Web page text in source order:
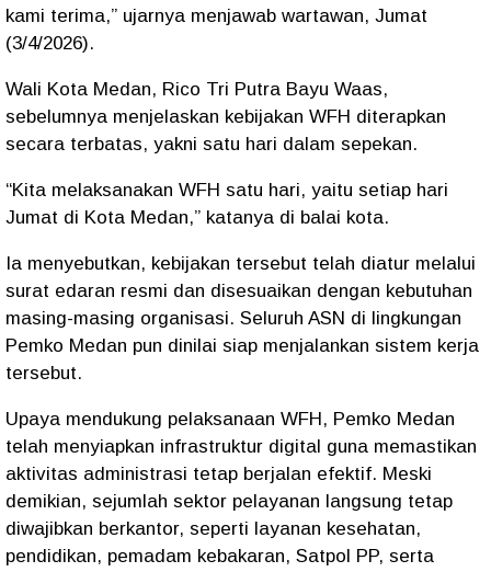
kami terima,” ujarnya menjawab wartawan, Jumat
(3/4/2026).
Wali Kota Medan, Rico Tri Putra Bayu Waas,
sebelumnya menjelaskan kebijakan WFH diterapkan
secara terbatas, yakni satu hari dalam sepekan.
“Kita melaksanakan WFH satu hari, yaitu setiap hari
Jumat di Kota Medan,” katanya di balai kota.
Ia menyebutkan, kebijakan tersebut telah diatur melalui
surat edaran resmi dan disesuaikan dengan kebutuhan
masing-masing organisasi. Seluruh ASN di lingkungan
Pemko Medan pun dinilai siap menjalankan sistem kerja
tersebut.
Upaya mendukung pelaksanaan WFH, Pemko Medan
telah menyiapkan infrastruktur digital guna memastikan
aktivitas administrasi tetap berjalan efektif. Meski
demikian, sejumlah sektor pelayanan langsung tetap
diwajibkan berkantor, seperti layanan kesehatan,
pendidikan, pemadam kebakaran, Satpol PP, serta